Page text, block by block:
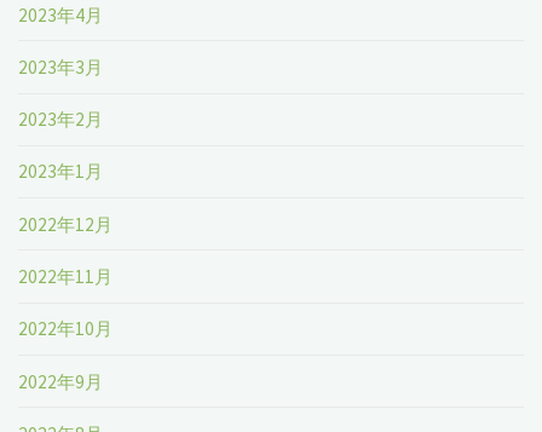
2023年4月
2023年3月
2023年2月
2023年1月
2022年12月
2022年11月
2022年10月
2022年9月